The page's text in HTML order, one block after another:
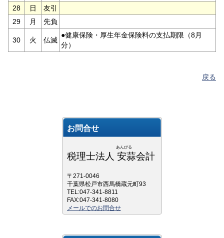
28
日
友引
29
月 先負
30 火 仏滅
●健康保険・厚生年金保険料の支払期限（8月
分）
戻る
お問合せ
あんびる
税理士法人 安蒜会計
〒271-0046
千葉県松戸市西馬橋蔵元町93
TEL:047-341-8811
FAX:047-341-8080
メールでのお問合せ